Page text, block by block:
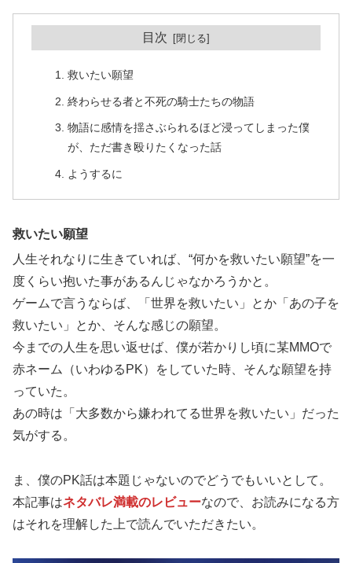
目次
救いたい願望
終わらせる者と不死の騎士たちの物語
物語に感情を揺さぶられるほど浸ってしまった僕
が、ただ書き殴りたくなった話
ようするに
救いたい願望
人生それなりに生きていれば、“何かを救いたい願望”を一
度くらい抱いた事があるんじゃなかろうかと。
ゲームで言うならば、「世界を救いたい」とか「あの子を
救いたい」とか、そんな感じの願望。
今までの人生を思い返せば、僕が若かりし頃に某MMOで
赤ネーム（いわゆるPK）をしていた時、そんな願望を持
っていた。
あの時は「大多数から嫌われてる世界を救いたい」だった
気がする。
ま、僕のPK話は本題じゃないのでどうでもいいとして。
本記事はネタバレ満載のレビューなので、お読みになる方
はそれを理解した上で読んでいただきたい。